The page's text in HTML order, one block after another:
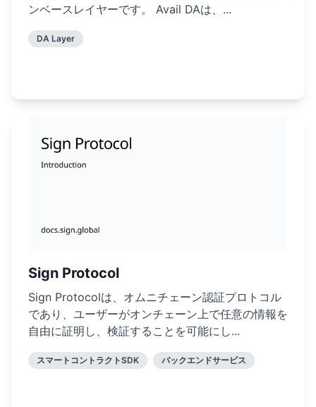
ンベースレイヤーです。 Avail DAは、...
DA Layer
Sign Protocol
Sign Protocolは、オムニチェーン認証プロトコル
であり、ユーザーがオンチェーン上で任意の情報を
自由に証明し、検証することを可能にし...
スマートコントラクトSDK バックエンドサービス